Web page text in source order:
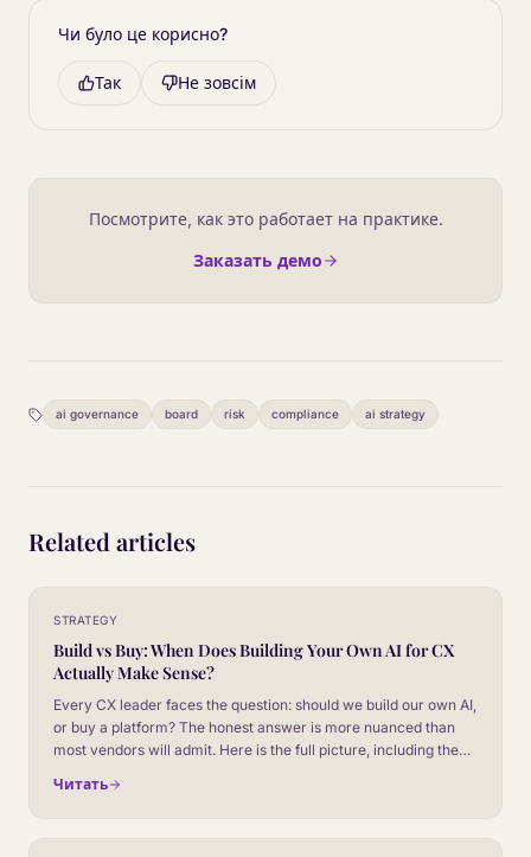
Чи було це корисно?
Так Не зовсім
Посмотрите, как это работает на практике.
Заказать демо
ai governance board risk compliance ai strategy
Related articles
STRATEGY
Build vs Buy: When Does Building Your Own AI for CX
Actually Make Sense?
Every CX leader faces the question: should we build our own AI,
or buy a platform? The honest answer is more nuanced than
most vendors will admit. Here is the full picture, including the
Читать